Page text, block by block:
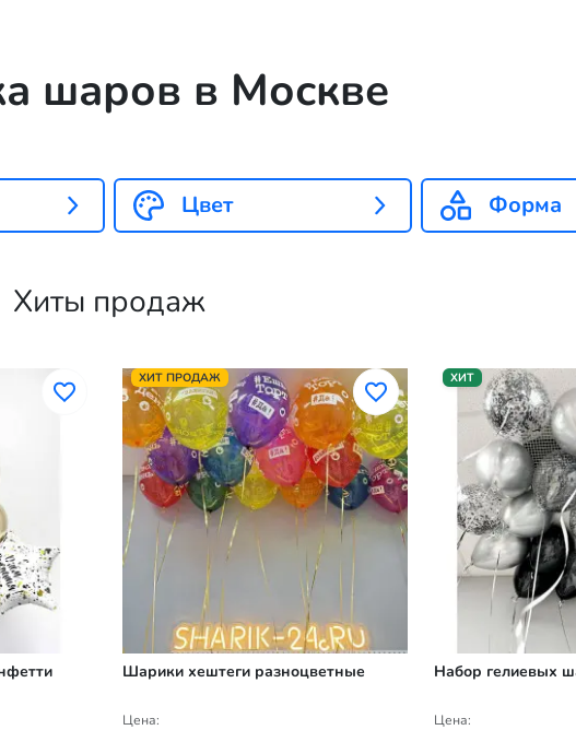
шаров в Москве
Цвет Форма
Хиты продаж
ХИТ ПРОДАЖ
Шарики хештеги разноцветные
Цена:
ХИТ
Набор гелиевых
Цена: